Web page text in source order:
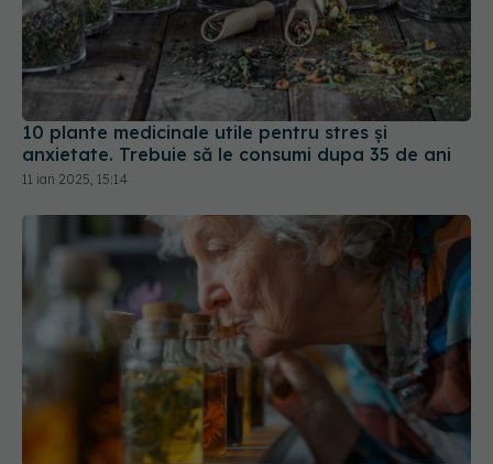
10 plante medicinale utile pentru stres și
anxietate. Trebuie să le consumi dupa 35 de ani
11 ian 2025, 15:14